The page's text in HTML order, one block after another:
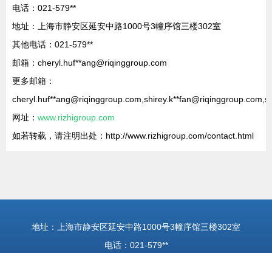
电话：021-579**
地址：上海市静安区延安中路1000号3幢序馆三楼302室
其他电话：021-579**
邮箱：cheryl.huf**ang@riqinggroup.com
更多邮箱：
cheryl.huf**ang@riqinggroup.com ,shirey.k**fan@riqinggroup.com
网址： www.rizhigroup.com
如若转载，请注明出处：http://www.rizhigroup.com/contact.html
地址：上海市静安区延安中路1000号3幢序馆三楼302室
电话：021-579**